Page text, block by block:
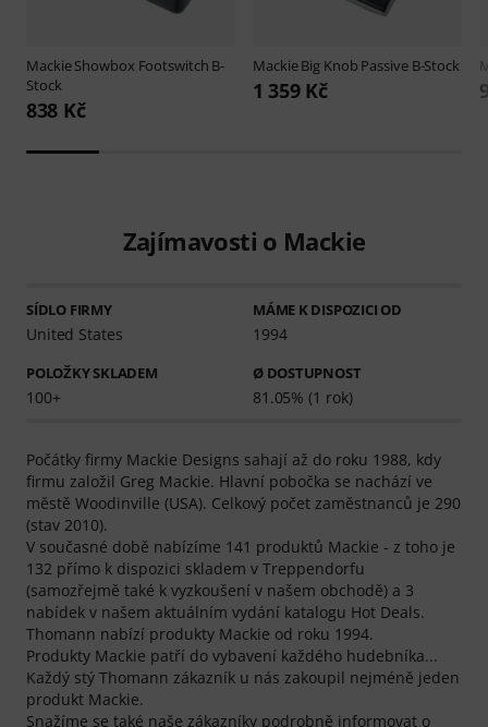
MackieShowbox Footswitch B-
Stock
838 Kč
MackieBig Knob Passive B-Stock
1 359 Kč
Zajímavosti o Mackie
SÍDLO FIRMY
United States
MÁME K DISPOZICI OD
1994
POLOŽKY SKLADEM
100+
Ø DOSTUPNOST
81.05% (1 rok)
Počátky firmy Mackie Designs sahají až do roku 1988, kdy
firmu založil Greg Mackie. Hlavní pobočka se nachází ve
městě Woodinville (USA). Celkový počet zaměstnanců je 290
(stav 2010).
V současné době nabízíme 141 produktů Mackie - z toho je
132 přímo k dispozici skladem v Treppendorfu
(samozřejmě také k vyzkoušení v našem obchodě) a 3
nabídek v našem aktuálním vydání katalogu Hot Deals.
Thomann nabízí produkty Mackie od roku 1994.
Produkty Mackie patří do vybavení každého hudebníka...
Každý stý Thomann zákazník u nás zakoupil nejméně jeden
produkt Mackie.
Snažíme se také naše zákazníky podrobně informovat o